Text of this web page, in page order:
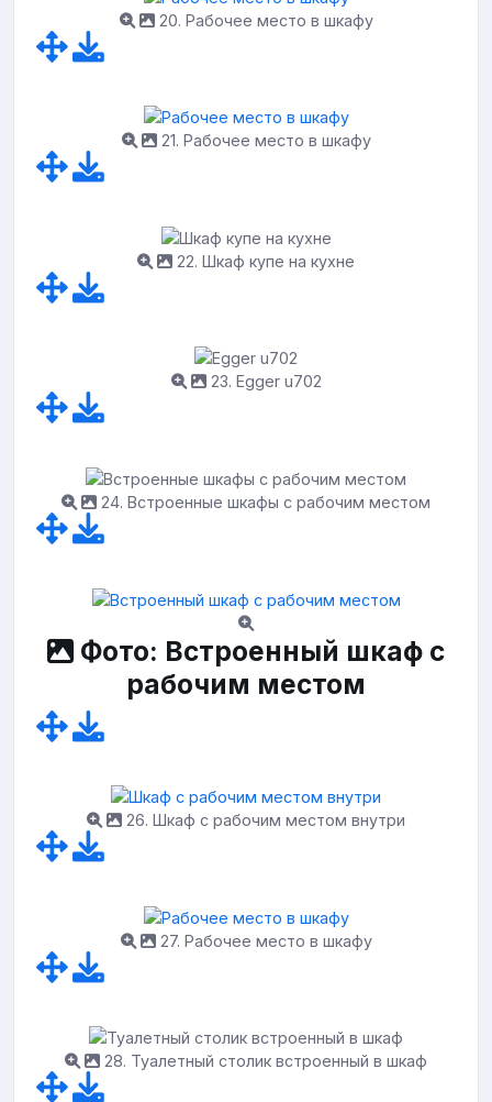
20. Рабочее место в шкафу
21. Рабочее место в шкафу
22. Шкаф купе на кухне
23. Egger u702
24. Встроенные шкафы с рабочим местом
Фото: Встроенный шкаф с
рабочим местом
26. Шкаф с рабочим местом внутри
27. Рабочее место в шкафу
28. Туалетный столик встроенный в шкаф